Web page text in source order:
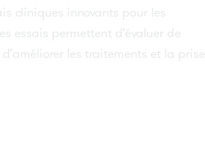
cliniques innovants pour les
essais permettent d’évaluer de
les traitements et la prise